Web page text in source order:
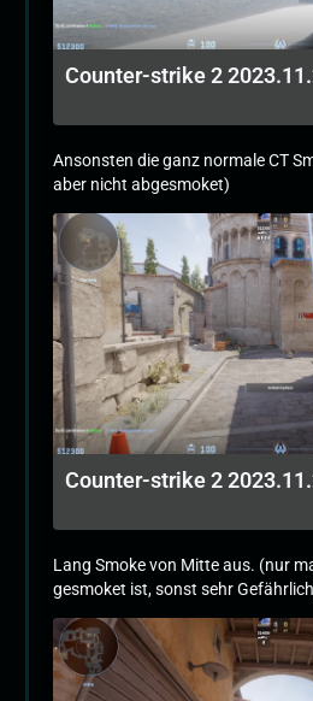
Counter-strike 2
Ansonsten die ganz normale CT
aber nicht abgesmoket)
Counter-strike 2
Lang Smoke von Mitte aus. (nur
gesmoket ist, sonst sehr